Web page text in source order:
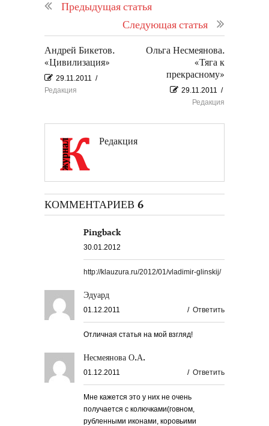
Предыдущая статья
Следующая статья
Андрей Бикетов.
«Цивилизация»
29.11.2011 /
Редакция
Ольга Несмеянова.
«Тяга к
прекрасному»
29.11.2011 /
Редакция
Редакция
КОММЕНТАРИЕВ 6
Pingback
30.01.2012
http://klauzura.ru/2012/01/vladimir-glinskij/
Эдуард
01.12.2011 / Ответить
Отличная статья на мой взгляд!
Несмеянова О.А.
01.12.2011 / Ответить
Мне кажется это у них не очень
получается с колючками(говном,
рубленными иконами, коровьими